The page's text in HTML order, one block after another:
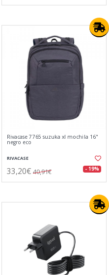
Rivacase 7765 suzuka xl mochila 16"
negro eco
RIVACASE
33,20€ 40,91€ - 19%